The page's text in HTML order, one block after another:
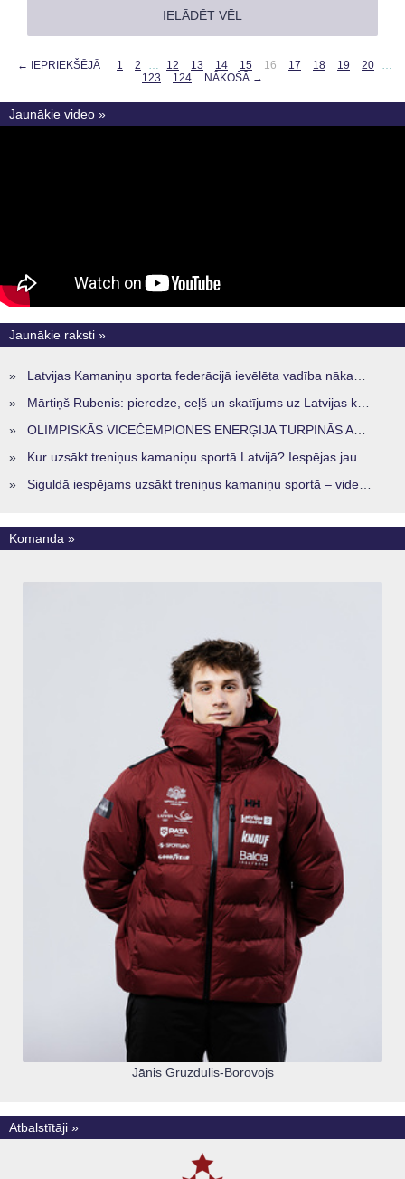
IELĀDĒT VĒL
← IEPRIEKŠĒJĀ 1 2 … 12 13 14 15 16 17 18 19 20
…
123
124 NĀKOŠĀ →
Jaunākie video »
Jaunākie raksti »
» Latvijas Kamaniņu sporta federācijā ievēlēta vadība nākamajam četru gadu termiņam
» Mārtiņš Rubenis: pieredze, ceļš un skatījums uz Latvijas kamaniņu sportu
» OLIMPISKĀS VICEČEMPIONES ENERĢIJA TURPINĀS ARĪ STARPSEZONĀ
» Kur uzsākt treniņus kamaniņu sportā Latvijā? Iespējas jaunajiem sportistiem visos reģionos
» Siguldā iespējams uzsākt treniņus kamaniņu sportā – vide, kur veidojas nākamā sportistu paaudze
Komanda »
Jānis Gruzdulis-Borovojs
Atbalstītāji »